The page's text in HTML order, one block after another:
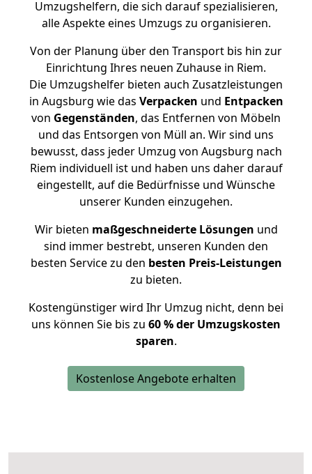
Umzugshelfern, die sich darauf spezialisieren,
alle Aspekte eines Umzugs zu organisieren.
Von der Planung über den Transport bis hin zur
Einrichtung Ihres neuen Zuhause in Riem.
Die Umzugshelfer bieten auch Zusatzleistungen
in Augsburg wie das Verpacken und Entpacken
von Gegenständen, das Entfernen von Möbeln
und das Entsorgen von Müll an. Wir sind uns
bewusst, dass jeder Umzug von Augsburg nach
Riem individuell ist und haben uns daher darauf
eingestellt, auf die Bedürfnisse und Wünsche
unserer Kunden einzugehen.
Wir bieten maßgeschneiderte Lösungen und
sind immer bestrebt, unseren Kunden den
besten Service zu den besten Preis-Leistungen
zu bieten.
Kostengünstiger wird Ihr Umzug nicht, denn bei
uns können Sie bis zu 60 % der Umzugskosten
sparen.
Kostenlose Angebote erhalten